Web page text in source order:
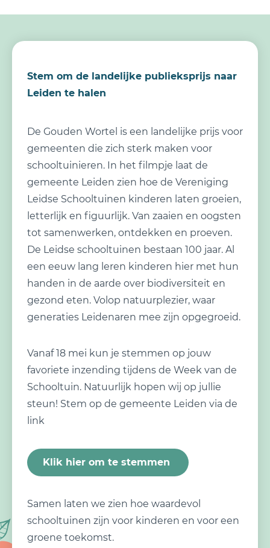
Stem om de landelijke publieksprijs naar
Leiden te halen
De Gouden Wortel is een landelijke prijs voor
gemeenten die zich sterk maken voor
schooltuinieren. In het filmpje laat de
gemeente Leiden zien hoe de Vereniging
Leidse Schooltuinen kinderen laten groeien,
letterlijk en figuurlijk. Van zaaien en oogsten
tot samenwerken, ontdekken en proeven.
De Leidse schooltuinen bestaan 100 jaar. Al
een eeuw lang leren kinderen hier met hun
handen in de aarde over biodiversiteit en
gezond eten. Volop natuurplezier, waar
generaties Leidenaren mee zijn opgegroeid.
Vanaf 18 mei kun je stemmen op jouw
favoriete inzending tijdens de Week van de
Schooltuin. Natuurlijk hopen wij op jullie
steun! Stem op de gemeente Leiden via de
link
Klik hier om te stemmen
Samen laten we zien hoe waardevol
schooltuinen zijn voor kinderen en voor een
groene toekomst.